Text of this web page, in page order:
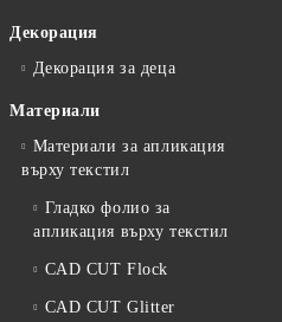
Декорация
Декорация за деца
Материали
Материали за апликация
върху текстил
Гладко фолио за
апликация върху текстил
CAD CUT Flock
CAD CUT Glitter